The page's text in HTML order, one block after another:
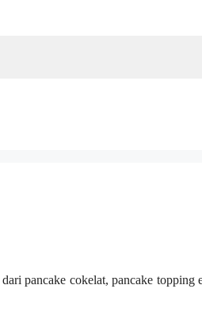
pancake cokelat, pancake topping